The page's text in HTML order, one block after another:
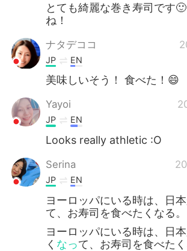
とても綺麗な巻き寿司です
ね！
ナタデココ
JP EN
美味しいそう！ 食べた！😄
Yayoi
JP EN
Looks really athletic :O
Serina
JP EN
ヨーロッパにいる時は、日
て、お寿司を食べたくなる。
ヨーロッパにいる時は、日
く なって、お寿司を食べたく